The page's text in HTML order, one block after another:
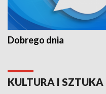
Dobrego dnia
KULTURA I SZTUKA